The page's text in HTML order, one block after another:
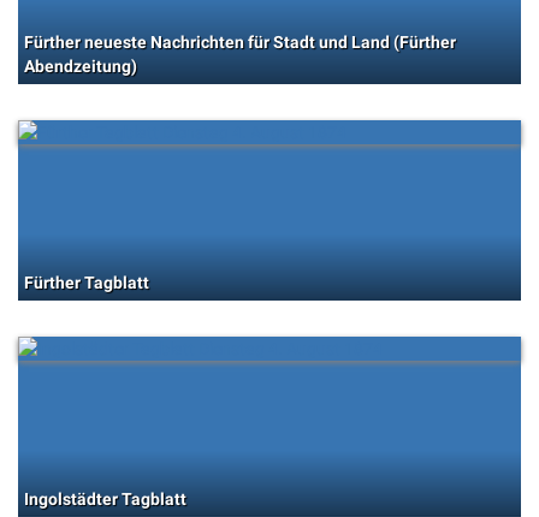
Fürther neueste Nachrichten für Stadt und Land (Fürther
Abendzeitung)
Fürther Tagblatt
Ingolstädter Tagblatt